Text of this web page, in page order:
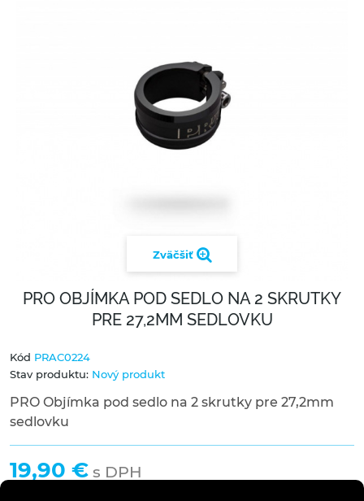
Zväčšiť
PRO OBJÍMKA POD SEDLO NA 2 SKRUTKY
PRE 27,2MM SEDLOVKU
Kód PRAC0224
Stav produktu: Nový produkt
PRO Objímka pod sedlo na 2 skrutky pre 27,2mm
sedlovku
19,90 € s DPH